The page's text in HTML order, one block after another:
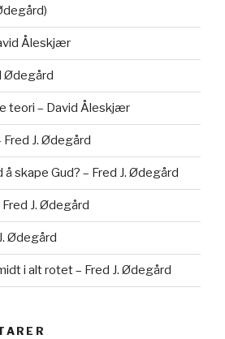
Åleskjær
Ødegård
teori – David Åleskjær
Fred J. Ødegård
å skape Gud? – Fred J. Ødegård
J. Ødegård
Ødegård
i alt rotet – Fred J. Ødegård